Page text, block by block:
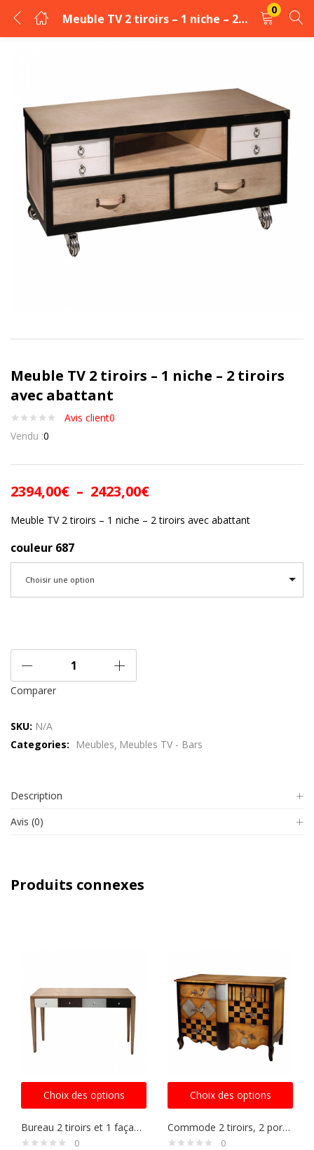
Meuble TV 2 tiroirs – 1 niche – 2 tiroirs avec abattant
0
LOGIN REGISTER
Enter your username and password to login.
Remember me
Meuble TV 2 tiroirs – 1 niche – 2 tiroirs
avec abattant
Avis client0
Vendu :0
2394,00€ – 2423,00€
Meuble TV 2 tiroirs – 1 niche – 2 tiroirs avec abattant
couleur 687
Choisir une option
Comparer
SKU: N/A
Categories:
Meubles Meubles TV - Bars
Description
Avis (0)
Produits connexes
Choix des options
Bureau 2 tiroirs et 1 façade rabattable
0
Choix des options
Commode 2 tiroirs, 2 portes avec étagères réglables
0